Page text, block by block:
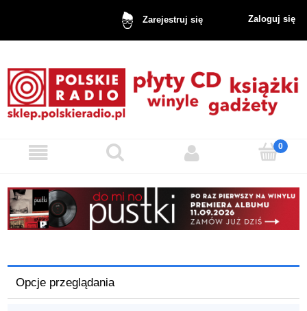
Zarejestruj się Zaloguj się
Opcje przeglądania